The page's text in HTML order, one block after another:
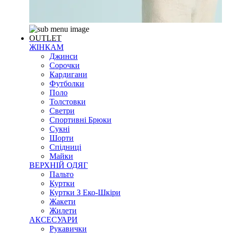
OUTLET
ЖІНКАМ
Джинси
Сорочки
Кардигани
Футболки
Поло
Толстовки
Светри
Спортивні Брюки
Сукні
Шорти
Спідниці
Майки
ВЕРХНІЙ ОДЯГ
Пальто
Куртки
Куртки З Еко-Шкіри
Жакети
Жилети
АКСЕСУАРИ
Рукавички